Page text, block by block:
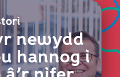
newydd
hannog i